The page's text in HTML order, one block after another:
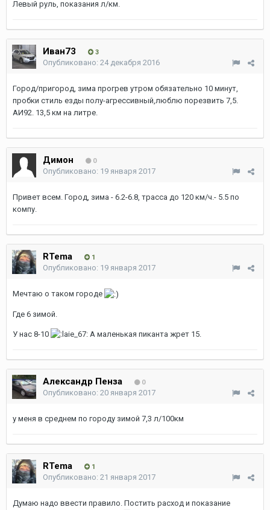
Левый руль, показания л/км.
Иван73 3
Опубликовано: 24 декабря 2016
Город/пригород, зима прогрев утром обязательно 10 минут,
пробки стиль езды полу-агрессивный,люблю порезвить 7,5.
АИ92. 13,5 км на литре.
Димон 0
Опубликовано: 19 января 2017
Привет всем. Город, зима - 6.2-6.8, трасса до 120 км/ч.- 5.5 по
компу.
RTema 1
Опубликовано: 19 января 2017
Мечтаю о таком городе
Где 6 зимой.
У нас 8-10 А маленькая пиканта жрет 15.
Александр Пенза 0
Опубликовано: 20 января 2017
у меня в среднем по городу зимой 7,3 л/100км
RTema 1
Опубликовано: 21 января 2017
Думаю надо ввести правило. Постить расход и показание